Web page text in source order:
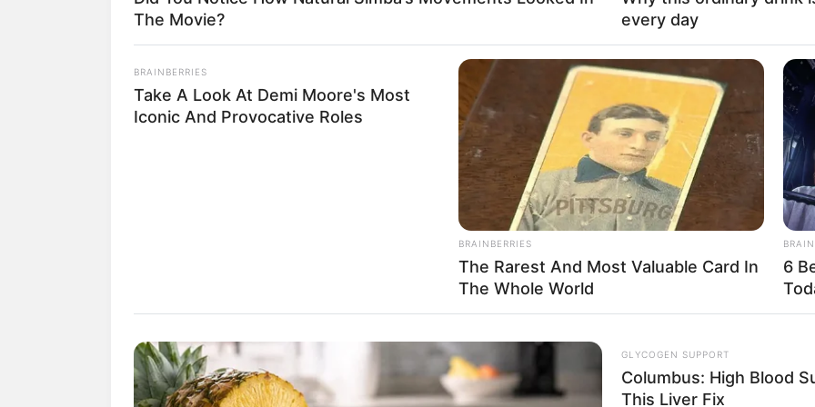
Mute
Baca juga:
The Movie?
every day
BRAINBERRIES
Take A Look At Demi Moore's Most
Iconic And Provocative Roles
BRAINBERRIES
The Rarest And Most Valuable Card In
The Whole World
6
GLYCOGEN SUPPORT
Columbus: High Blood
This Liver Fix